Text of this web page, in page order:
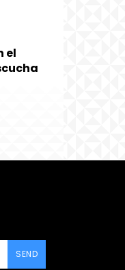
el
SEND